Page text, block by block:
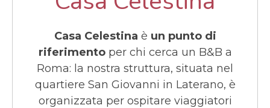
Casa Celestina è un punto di
riferimentoper chi cerca un B&B a
Roma: la nostra struttura, situata nel
quartiere San Giovanni in Laterano, è
organizzata per ospitare viaggiatori